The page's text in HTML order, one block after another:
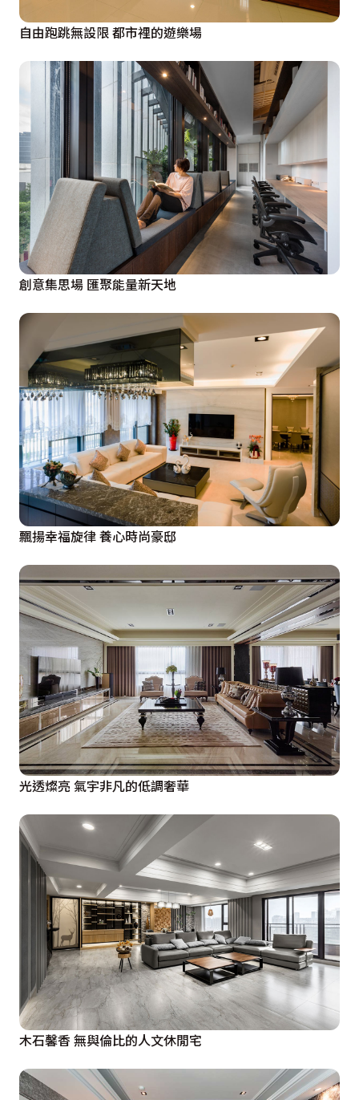
自由跑跳無設限 都市裡的遊樂場
創意集思場 匯聚能量新天地
飄揚幸福旋律 養心時尚豪邸
光透燦亮 氣宇非凡的低調奢華
木石馨香 無與倫比的人文休閒宅